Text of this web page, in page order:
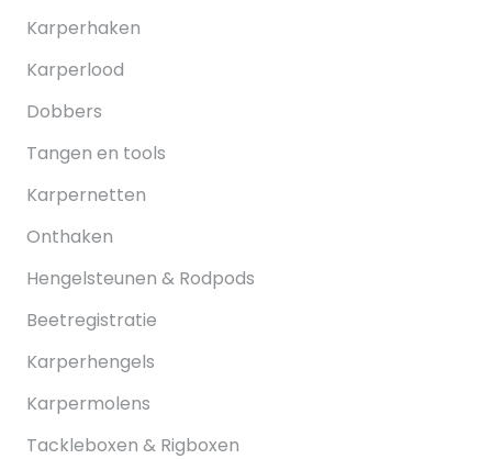
Karperhaken
Karperlood
Dobbers
Tangen en tools
Karpernetten
Onthaken
Hengelsteunen & Rodpods
Beetregistratie
Karperhengels
Karpermolens
Tackleboxen & Rigboxen